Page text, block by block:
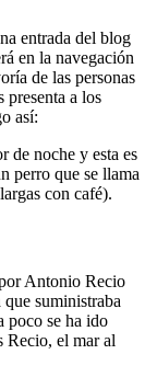
entrada del blog
en la navegación
de las personas
presenta a los
así:
de noche y esta es
perro que se llama
con café).
Antonio Recio
suministraba
poco se ha ido
Recio, el mar al